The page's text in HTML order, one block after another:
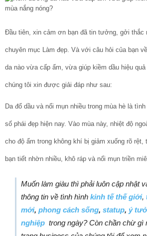
Đầu tiên, xin cảm ơn bạn đã tin tưởng, gởi thắc
chuyên mục Làm đẹp. Và với câu hỏi của bạn
da nào vừa cấp ẩm, vừa giúp kiềm dầu hiệu quả
chúng tôi xin được giải đáp như sau:
Da đổ dầu và nổi mụn nhiều trong mùa hè là
số phái đẹp hiện nay. Vào mùa này, nhiệt độ
cho độ ẩm trong không khí bị giảm xuống rõ
bạn tiết nhờn nhiều, khô ráp và nổi mụn triền
Muốn làm giàu thì phải luôn cập nhật
thông tin về tình hình kinh tế thế giới,
mới, phong cách sống, statup, ý
nghiệp trong ngày? Còn chần chừ gì